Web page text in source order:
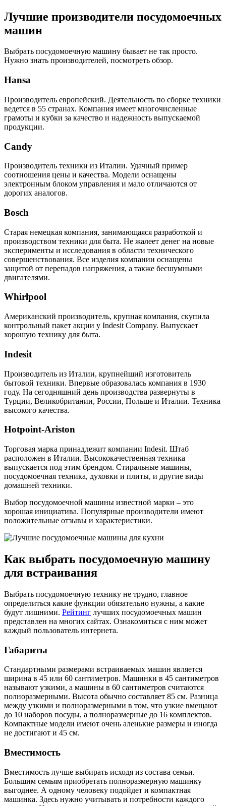
Лучшие производители посудомоечных
машин
Выбрать посудомоечную машину бывает не так просто.
Нужно знать производителей, посмотреть обзор.
Hansa
Производитель европейский. Деятельность по сборке техники
ведется в 55 странах. Компания имеет многочисленные
грамоты и кубки за качество и надежность выпускаемой
продукции.
Candy
Производитель техники из Италии. Удачный пример
соотношения цены и качества. Модели оснащены
электронным блоком управления и мало отличаются от
дорогих аналогов.
Bosch
Старая немецкая компания, занимающаяся разработкой и
производством техники для быта. Не жалеет денег на новые
эксперименты и исследования в области технического
совершенствования. Все изделия компании оснащены
защитой от перепадов напряжения, а также бесшумными
двигателями.
Whirlpool
Американский производитель, крупная компания, скупила
контрольный пакет акции у Indesit Company. Выпускает
хорошую технику для быта.
Indesit
Производитель из Италии, крупнейший изготовитель
бытовой техники. Впервые образовалась компания в 1930
году. На сегодняшний день производства развернуты в
Турции, Великобритании, России, Польше и Италии. Техника
высокого качества.
Hotpoint-Ariston
Торговая марка принадлежит компании Indesit. Штаб
расположен в Италии. Высококачественная техника
выпускается под этим брендом. Стиральные машины,
посудомоечная техника, духовки и плиты, и другие виды
домашней техники.
Выбор посудомоечной машины известной марки – это
хорошая инициатива. Популярные производители имеют
положительные отзывы и характеристики.
Как выбрать посудомоечную машину
для встраивания
Выбрать посудомоечную технику не трудно, главное
определиться какие функции обязательно нужны, а какие
будут лишними. Рейтинг лучших посудомоечных машин
представлен на многих сайтах. Ознакомиться с ним может
каждый пользователь интернета.
Габариты
Стандартными размерами встраиваемых машин является
ширина в 45 или 60 сантиметров. Машинки в 45 сантиметров
называют узкими, а машины в 60 сантиметров считаются
полноразмерными. Высота обычно составляет 85 см. Разница
между узкими и полноразмерными в том, что узкие вмещают
до 10 наборов посуды, а полноразмерные до 16 комплектов.
Компактные модели имеют очень аленькие размеры и иногда
не достигают и 45 см.
Вместимость
Вместимость лучше выбирать исходя из состава семьи.
Большим семьям приобретать полноразмерную машинку
выгоднее. А одному человеку подойдет и компактная
машинка. Здесь нужно учитывать и потребности каждого